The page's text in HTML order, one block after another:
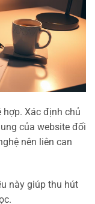
Xác định chủ
của website đối
nên liên can
này giúp thu hút